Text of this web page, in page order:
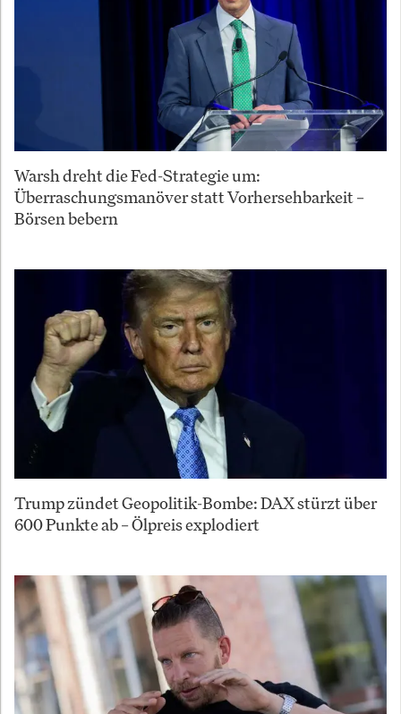
Warsh dreht die Fed-Strategie um:
Überraschungsmanöver statt Vorhersehbarkeit –
Börsen bebern
Trump zündet Geopolitik-Bombe: DAX stürzt über
600 Punkte ab – Ölpreis explodiert